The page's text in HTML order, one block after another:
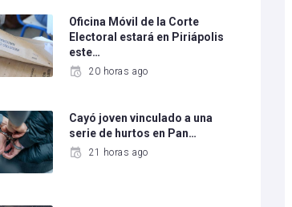
Oficina Móvil de la Corte
Electoral estará en Piriápolis
este…
20 horas ago
Cayó joven vinculado a una
serie de hurtos en Pan…
21 horas ago